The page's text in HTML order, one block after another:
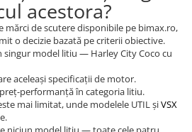
acestora?
mărci de scutere disponibile pe bimax.ro,
o decizie bazată pe criterii obiective.
singur model litiu — Harley City Coco cu
aceleași specificații de motor.
performanță în categoria litiu.
mai limitat, unde modelele UTIL șiVSX